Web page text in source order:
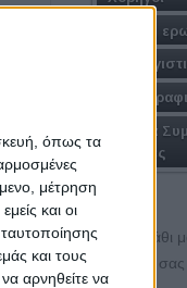
όπως τα
μέτρηση
και οι
και τους
αρνηθείτε να
•
στη
Συχνές
Πακέτα
Εταιρίες
Το καλάθι
Το καλάθι σας